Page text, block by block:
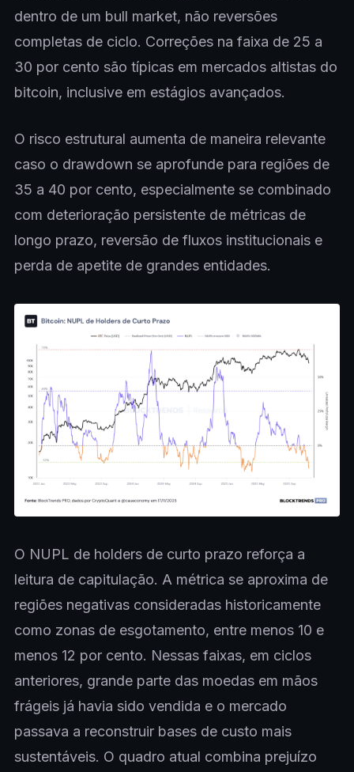
dentro de um bull market, não reversões
completas de ciclo. Correções na faixa de 25 a
30 por cento são típicas em mercados altistas do
bitcoin, inclusive em estágios avançados.
O risco estrutural aumenta de maneira relevante
caso o drawdown se aprofunde para regiões de
35 a 40 por cento, especialmente se combinado
com deterioração persistente de métricas de
longo prazo, reversão de fluxos institucionais e
perda de apetite de grandes entidades.
O NUPL de holders de curto prazo reforça a
leitura de capitulação. A métrica se aproxima de
regiões negativas consideradas historicamente
como zonas de esgotamento, entre menos 10 e
menos 12 por cento. Nessas faixas, em ciclos
anteriores, grande parte das moedas em mãos
frágeis já havia sido vendida e o mercado
passava a reconstruir bases de custo mais
sustentáveis. O quadro atual combina prejuízo